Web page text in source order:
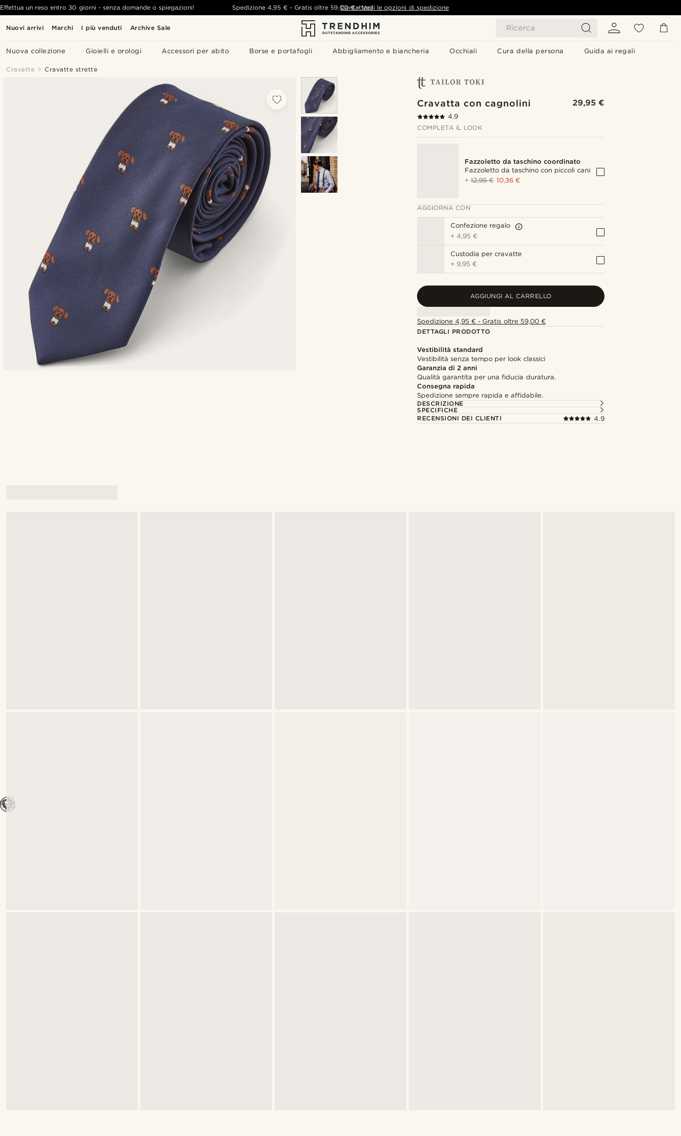
Nuovi arrivi Marchi I più venduti Archive Sale Ricerca
Nuova collezione Gioielli e orologi Accessori per abito Borse e portafogli Abbigliamento e biancheria Occhiali Cura della persona Guida ai regali
Effettua un reso entro 30 giorni - senza domande o spiegazioni! Spedizione 4,95 € - Gratis oltre 59,00 € - Vedi le opzioni di spedizione
Contattaci
Cravatte Cravatte strette
Cravatta con cagnolini 29,95 €
4.9
COMPLETA IL LOOK
Fazzoletto da taschino coordinato
Fazzoletto da taschino con piccoli cani
+12,95 € 10,36 €
AGGIORNA CON
Confezione regalo
+4,95 €
Custodia per cravatte
+ 9,95 €
AGGIUNGI AL CARRELLO
Spedizione 4,95 € - Gratis oltre 59,00 €
DETTAGLI PRODOTTO
Vestibilità standard
Vestibilità senza tempo per look classici
Garanzia di 2 anni
Qualità garantita per una fiducia duratura.
Consegna rapida
Spedizione sempre rapida e affidabile.
DESCRIZIONE
SPECIFICHE
RECENSIONI DEI CLIENTI
4.9